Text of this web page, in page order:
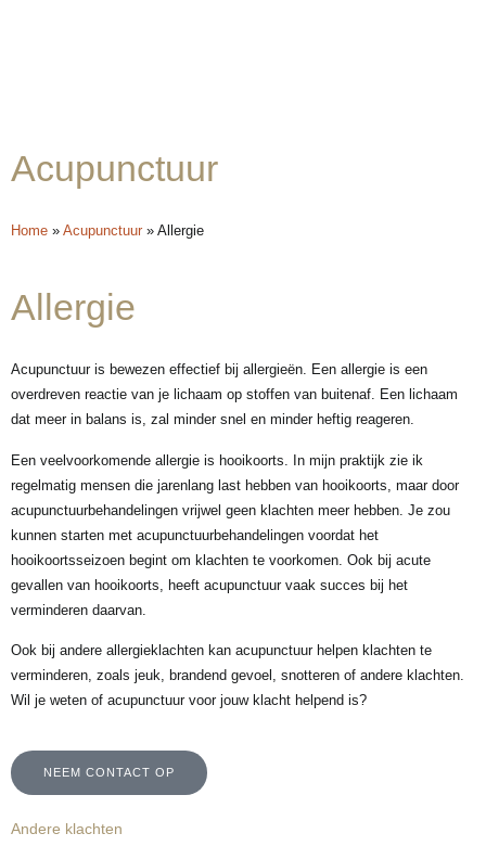
Acupunctuur
Home » Acupunctuur » Allergie
Allergie
Acupunctuur is bewezen effectief bij allergieën. Een allergie is een
overdreven reactie van je lichaam op stoffen van buitenaf. Een lichaam
dat meer in balans is, zal minder snel en minder heftig reageren.
Een veelvoorkomende allergie is hooikoorts. In mijn praktijk zie ik
regelmatig mensen die jarenlang last hebben van hooikoorts, maar door
acupunctuurbehandelingen vrijwel geen klachten meer hebben. Je zou
kunnen starten met acupunctuurbehandelingen voordat het
hooikoortsseizoen begint om klachten te voorkomen. Ook bij acute
gevallen van hooikoorts, heeft acupunctuur vaak succes bij het
verminderen daarvan.
Ook bij andere allergieklachten kan acupunctuur helpen klachten te
verminderen, zoals jeuk, brandend gevoel, snotteren of andere klachten.
Wil je weten of acupunctuur voor jouw klacht helpend is?
NEEM CONTACT OP
Andere klachten